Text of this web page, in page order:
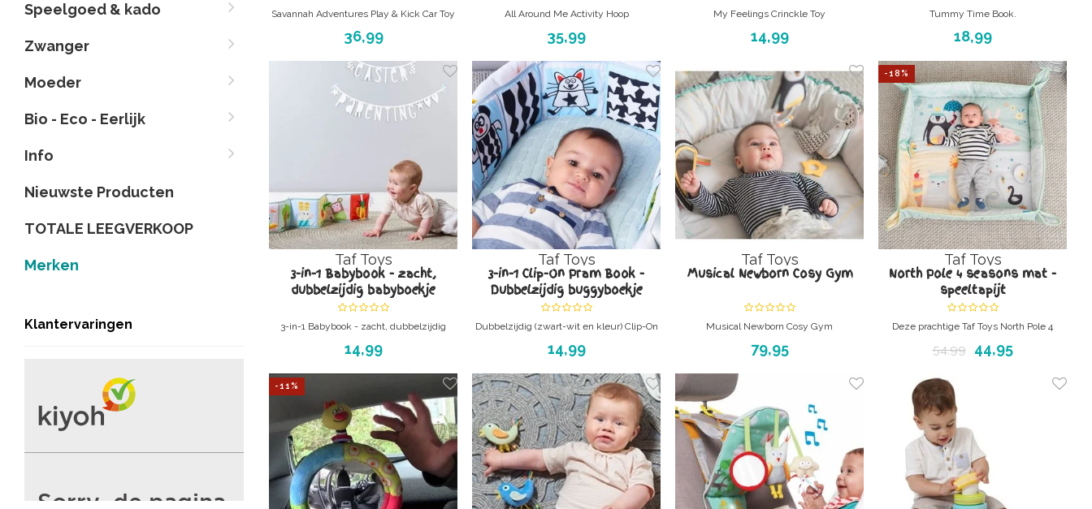
Speelgoed & kado
Zwanger
Moeder
Bio - Eco - Eerlijk
Info
Nieuwste Producten
TOTALE LEEGVERKOOP
Merken
Klantervaringen
Savannah Adventures Play & Kick Car Toy
In-car playcenter
36,99
All Around Me Activity Hoop
35,99
My Feelings Crinckle Toy
14,99
Tummy Time Book.
Train de rug, en nekspieren van je
kindje.....
Of speel gewoon met dit leuke boekje.
18,99
Taf Toys
3-in-1 Babybook - zacht,
dubbelzijdig babyboekje
3-in-1 Babybook - zacht, dubbelzijdig
babyboekje - Easier Development
14,99
Taf Toys
3-in-1 Clip-On Pram Book -
Dubbelzijdig buggyboekje
Dubbelzijdig (zwart-wit en kleur) Clip-On
Pram Book buggyboekje - Easier
Development
14,99
Taf Toys
Musical Newborn Cosy Gym
Musical Newborn Cosy Gym
79,95
-18%
Taf Toys
North Pole 4 seasons mat -
speeltapijt
Deze prachtige Taf Toys North Pole 4
Seasons Mat is speciaal ontworpen om aan
de ontwikkelingsbehoeften van je
pasgeboren kindje te voldoen.
Afmetingen: ongeveer 100x100 cm
54,99 44,95
-11%